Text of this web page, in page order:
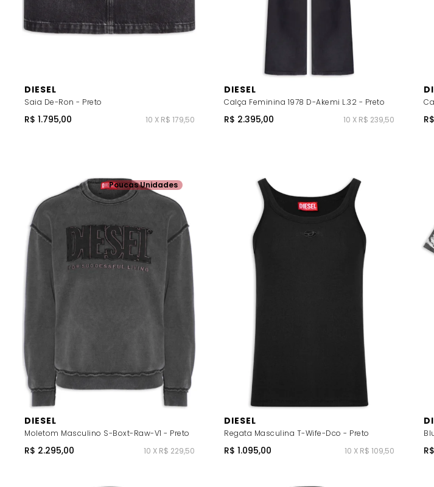
DIESEL
Saia De-Ron - Preto
R$ 1.795,00 10 X R$ 179,50
DIESEL
Calça Feminina 1978 D-Akemi L.32 - Preto
R$ 2.395,00 10 X R$ 239,50
DIESEL
Moletom Masculino S-Boxt-Raw-V1 - Preto
R$ 2.295,00 10 X R$ 229,50
Poucas Unidades
DIESEL
Regata Masculina T-Wife-Dco - Preto
R$ 1.095,00 10 X R$ 109,50